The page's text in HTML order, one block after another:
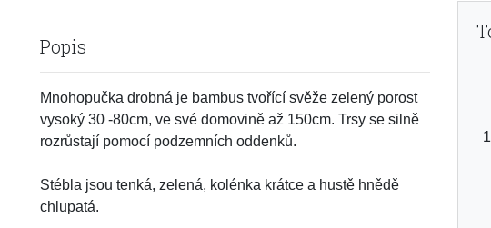
Popis
Mnohopučka drobná je bambus tvořící svěže zelený porost
vysoký 30 -80cm, ve své domovině až 150cm. Trsy se silně
rozrůstají pomocí podzemních oddenků.
Stébla jsou tenká, zelená, kolénka krátce a hustě hnědě
chlupatá.